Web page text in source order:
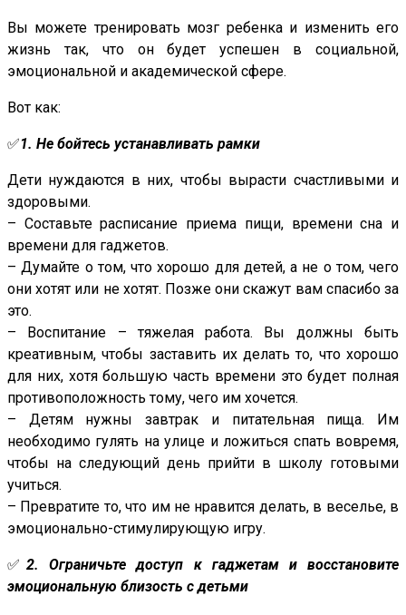
Вы можете тренировать мозг ребенка и изменить его
жизнь так, что он будет успешен в социальной,
эмоциональной и академической сфере.
Вот как:
✅1. Не бойтесь устанавливать рамки
Дети нуждаются в них, чтобы вырасти счастливыми и
здоровыми.
– Составьте расписание приема пищи, времени сна и
времени для гаджетов.
– Думайте о том, что хорошо для детей, а не о том, чего
они хотят или не хотят. Позже они скажут вам спасибо за
это.
– Воспитание – тяжелая работа. Вы должны быть
креативным, чтобы заставить их делать то, что хорошо
для них, хотя большую часть времени это будет полная
противоположность тому, чего им хочется.
– Детям нужны завтрак и питательная пища. Им
необходимо гулять на улице и ложиться спать вовремя,
чтобы на следующий день прийти в школу готовыми
учиться.
– Превратите то, что им не нравится делать, в веселье, в
эмоционально-стимулирующую игру.
✅2. Ограничьте доступ к гаджетам и восстановите
эмоциональную близость с детьми